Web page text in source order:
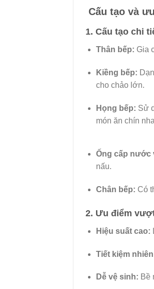
Cấu tạo và
1. Cấu tạo chi
Thân bếp: Gia
Kiềng bếp:
cho chảo lớn.
Họng bếp: Sử
món ăn chín
Ống cấp nước
nấu.
Chân bếp: Có
2. Ưu điểm
Hiệu suất cao:
Tiết kiệm
Dễ vệ sinh: Bề